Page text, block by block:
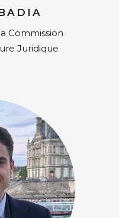
Commission
Juridique